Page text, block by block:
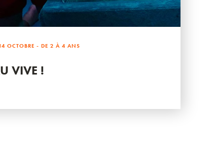
OCTOBRE - DE 2 À 4 ANS
VIVE !